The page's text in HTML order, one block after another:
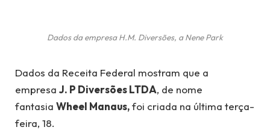
Dados da empresa H.M. Diversões, a Nene Park
Dados da Receita Federal mostram que a
empresa J. P Diversões LTDA, de nome
fantasia Wheel Manaus,foi criada na última terça-
feira, 18.